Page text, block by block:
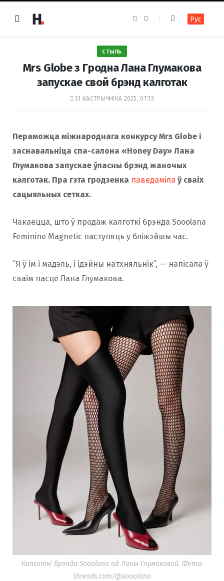
e
k
t
a
m
Рус
СТЫЛЬ
Mrs Globe з Гродна Лана Глумакова
запускае свой брэнд калготак
31 КАСТРЫЧНІКА 2025, 07:13
Пераможца міжнароднага конкурсу Mrs Globe і
заснавальніца спа-салона «Honey Day» Лана
Глумакова запускае ўласны брэнд жаночых
калготак. Пра гэта гродзенка паведаміла ў сваіх
сацыяльных сетках.
Чакаецца, што ў продаж калготкі брэнда Sooolana
Feminine Magnetic паступяць у бліжэйшы час.
“Я ў ім і мадэль, і ідэйны натхняльнік”, — напісала ў
сваім пасце Лана Глумакова.
Калготкі брэнда Sooolana ад Ланы Глумаковой. Фота:
threads.com/@sooolana